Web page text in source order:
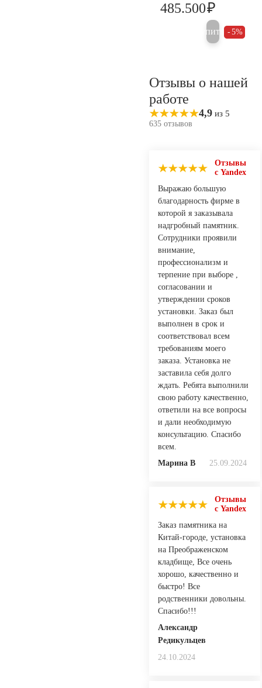
485.500₽
Купить 5%
Отзывы о нашей
работе
4,9 из 5
635 отзывов
Отзывы
с Yandex
Выражаю большую
благодарность фирме в
которой я заказывала
надгробный памятник.
Сотрудники проявили
внимание,
профессионализм и
терпение при выборе ,
согласовании и
утверждении сроков
установки. Заказ был
выполнен в срок и
соответствовал всем
требованиям моего
заказа. Установка не
заставила себя долго
ждать. Ребята выполнили
свою работу качественно,
ответили на все вопросы
и дали необходимую
консультацию. Спасибо
всем.
Марина В
25.09.2024
Отзывы
с Yandex
Заказ памятника на
Китай-городе, установка
на Преображенском
кладбище, Все очень
хорошо, качественно и
быстро! Все
родственники довольны.
Спасибо!!!
Александр
Редикульцев
24.10.2024